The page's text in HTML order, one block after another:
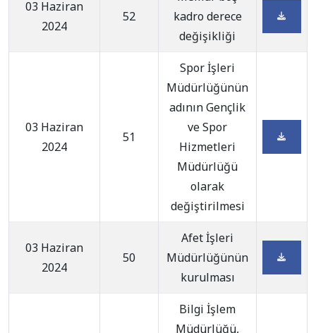
03 Haziran
2024
52
kadro derece
değişikliği
03 Haziran
2024
51
Spor İşleri
Müdürlüğünün
adının Gençlik
ve Spor
Hizmetleri
Müdürlüğü
olarak
değiştirilmesi
03 Haziran
2024
50
Afet İşleri
Müdürlüğünün
kurulması
Bilgi İşlem
Müdürlüğü,